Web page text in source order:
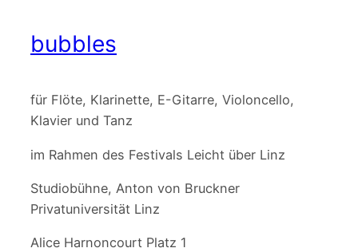
bubbles
für Flöte, Klarinette, E-Gitarre, Violoncello,
Klavier und Tanz
im Rahmen des Festivals Leicht über Linz
Studiobühne, Anton von Bruckner
Privatuniversität Linz
Alice Harnoncourt Platz 1